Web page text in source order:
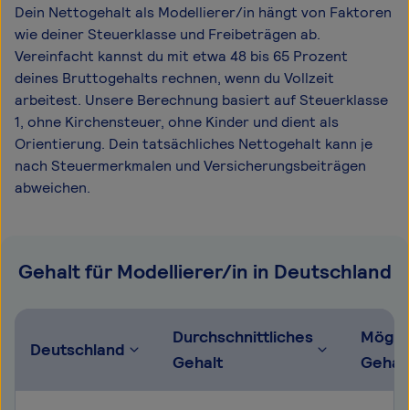
Dein Nettogehalt als Modellierer/in hängt von Faktoren
wie deiner Steuerklasse und Freibeträgen ab.
Vereinfacht kannst du mit etwa 48 bis 65 Prozent
deines Bruttogehalts rechnen, wenn du Vollzeit
arbeitest. Unsere Berechnung basiert auf Steuerklasse
1, ohne Kirchensteuer, ohne Kinder und dient als
Orientierung. Dein tatsächliches Nettogehalt kann je
nach Steuermerkmalen und Versicherungsbeiträgen
abweichen.
Gehalt für Modellierer/in in Deutschland
Deutschland
Durchschnittliches
Gehalt